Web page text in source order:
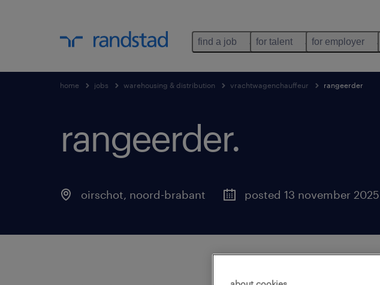
find a job for talent for employer
home jobs warehousing & distribution vrachtwagenchauffeur rangeerder
rangeerder.
oirschot, noord-brabant posted 13 november 2025